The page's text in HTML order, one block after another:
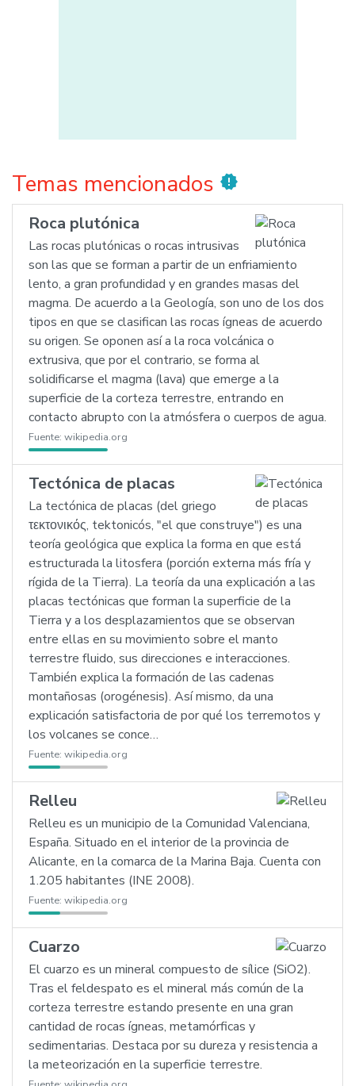
Temas mencionados new_releases
Roca plutónica
Las rocas plutónicas o rocas intrusivas
son las que se forman a partir de un enfriamiento
lento, a gran profundidad y en grandes masas del
magma. De acuerdo a la Geología, son uno de los dos
tipos en que se clasifican las rocas ígneas de acuerdo
su origen. Se oponen así a la roca volcánica o
extrusiva, que por el contrario, se forma al
solidificarse el magma (lava) que emerge a la
superficie de la corteza terrestre, entrando en
contacto abrupto con la atmósfera o cuerpos de agua.
Fuente: wikipedia.org
Tectónica de placas
La tectónica de placas (del griego
τεκτονικός, tektonicós, "el que construye") es una
teoría geológica que explica la forma en que está
estructurada la litosfera (porción externa más fría y
rígida de la Tierra). La teoría da una explicación a las
placas tectónicas que forman la superficie de la
Tierra y a los desplazamientos que se observan
entre ellas en su movimiento sobre el manto
terrestre fluido, sus direcciones e interacciones.
También explica la formación de las cadenas
montañosas (orogénesis). Así mismo, da una
explicación satisfactoria de por qué los terremotos y
los volcanes se conce…
Fuente: wikipedia.org
Relleu
Relleu es un municipio de la Comunidad Valenciana,
España. Situado en el interior de la provincia de
Alicante, en la comarca de la Marina Baja. Cuenta con
1.205 habitantes (INE 2008).
Fuente: wikipedia.org
Cuarzo
El cuarzo es un mineral compuesto de sílice (SiO2).
Tras el feldespato es el mineral más común de la
corteza terrestre estando presente en una gran
cantidad de rocas ígneas, metamórficas y
sedimentarias. Destaca por su dureza y resistencia a
la meteorización en la superficie terrestre.